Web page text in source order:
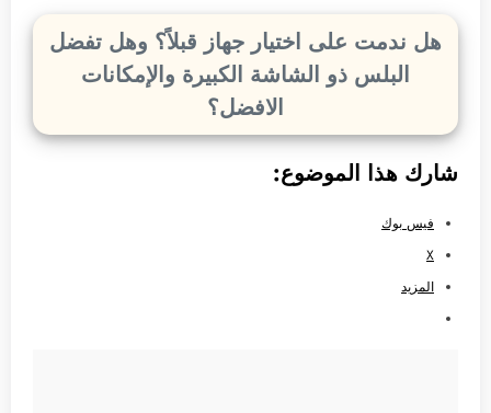
هل ندمت على اختيار جهاز قبلاً؟ وهل تفضل
البلس ذو الشاشة الكبيرة والإمكانات
الافضل؟
شارك هذا الموضوع:
فيس بوك
X
المزيد